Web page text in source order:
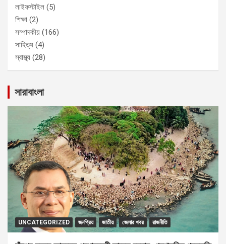
লাইফস্টাইল (5)
শিক্ষা (2)
সম্পাদকীয় (166)
সাহিত্য (4)
স্বাস্থ্য (28)
সারাবাংলা
UNCATEGORIZED জনপ্রিয় জাতীয় জেলার খবর রাজনীতি